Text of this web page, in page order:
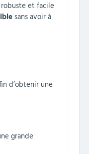
et facile
sans avoir à
d’obtenir une
grande